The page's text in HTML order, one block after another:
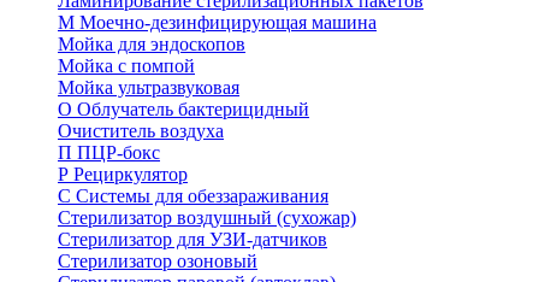
М Моечно-дезинфицирующая машина
Мойка для эндоскопов
Мойка с помпой
Мойка ультразвуковая
О Облучатель бактерицидный
Очиститель воздуха
П ПЦР-бокс
Р Рециркулятор
С Системы для обеззараживания
Стерилизатор воздушный (сухожар)
Стерилизатор для УЗИ-датчиков
Стерилизатор озоновый